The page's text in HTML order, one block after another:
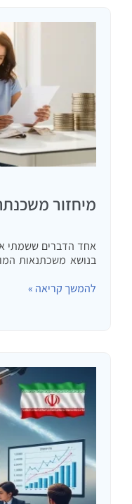
מיחזור
אחד הדברים ששמתי
בנושא משכתנאות
האלו שאינם כוללים
להמשך קריאה »